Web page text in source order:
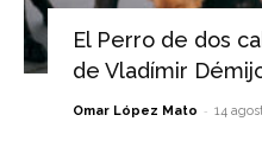
El Perro de dos
de Vladímir
Omar López Mato - 14